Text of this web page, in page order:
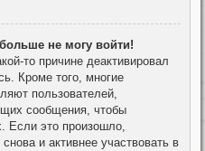
не могу войти!
то причине деактивировал
Кроме того, многие
пользователей,
сообщения, чтобы
Если это произошло,
и активнее участвовать в